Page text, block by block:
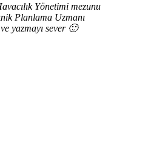
Yönetimi mezunu
Planlama Uzmanı
yazmayı sever 🙂